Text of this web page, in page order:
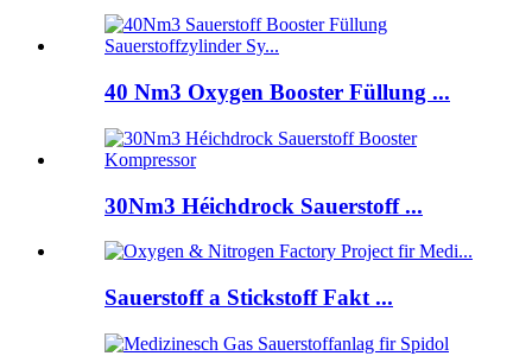
40 Nm3 Oxygen Booster Füllung ...
30Nm3 Héichdrock Sauerstoff ...
Sauerstoff a Stickstoff Fakt ...